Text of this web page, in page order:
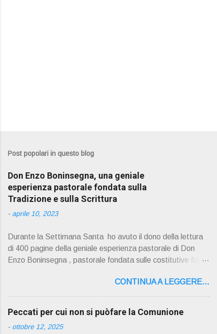
Post popolari in questo blog
Don Enzo Boninsegna, una geniale
esperienza pastorale fondata sulla
Tradizione e sulla Scrittura
- aprile 10, 2023
Durante la Settimana Santa ho avuto il dono della lettura
di 400 pagine della geniale esperienza pastorale di Don
Enzo Boninsegna , pastorale fondata sulle costitutive fon ti
Dio giunta in continuit à ecclesiale a noi per mezzo di Gesù,
degli Apostoli e dei loro successori . Io don Gino Oliosi v
orrei contribuire ad una lettura non pregiudiziale su don
Enzo Boninsegna . Per gli ultimi tempi di vita l'ho scelto
come Confessore. Del suo volume " ERO "CURATO" …
CONTINUA A LEGGERE...
Peccati per cui non si puòfare la Comunione
- ottobre 12, 2025